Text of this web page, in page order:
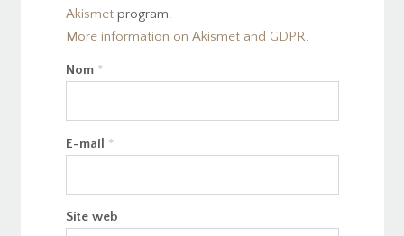
Akismetprogram.
More information on Akismet and GDPR.
Nom *
E-mail *
Site web